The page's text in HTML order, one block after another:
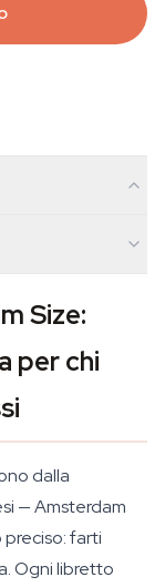
Size:
per chi
dalla
— Amsterdam
farti
Ogni libretto